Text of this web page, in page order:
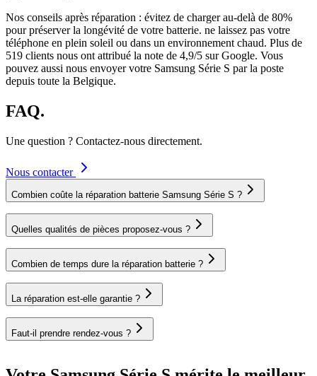
Nos conseils après réparation : évitez de charger au-delà de 80%
pour préserver la longévité de votre batterie. ne laissez pas votre
téléphone en plein soleil ou dans un environnement chaud. Plus de
519 clients nous ont attribué la note de 4,9/5 sur Google. Vous
pouvez aussi nous envoyer votre Samsung Série S par la poste
depuis toute la Belgique.
FAQ.
Une question ? Contactez-nous directement.
Nous contacter
Combien coûte la réparation batterie Samsung Série S ?
Quelles qualités de pièces proposez-vous ?
Combien de temps dure la réparation batterie ?
La réparation est-elle garantie ?
Faut-il prendre rendez-vous ?